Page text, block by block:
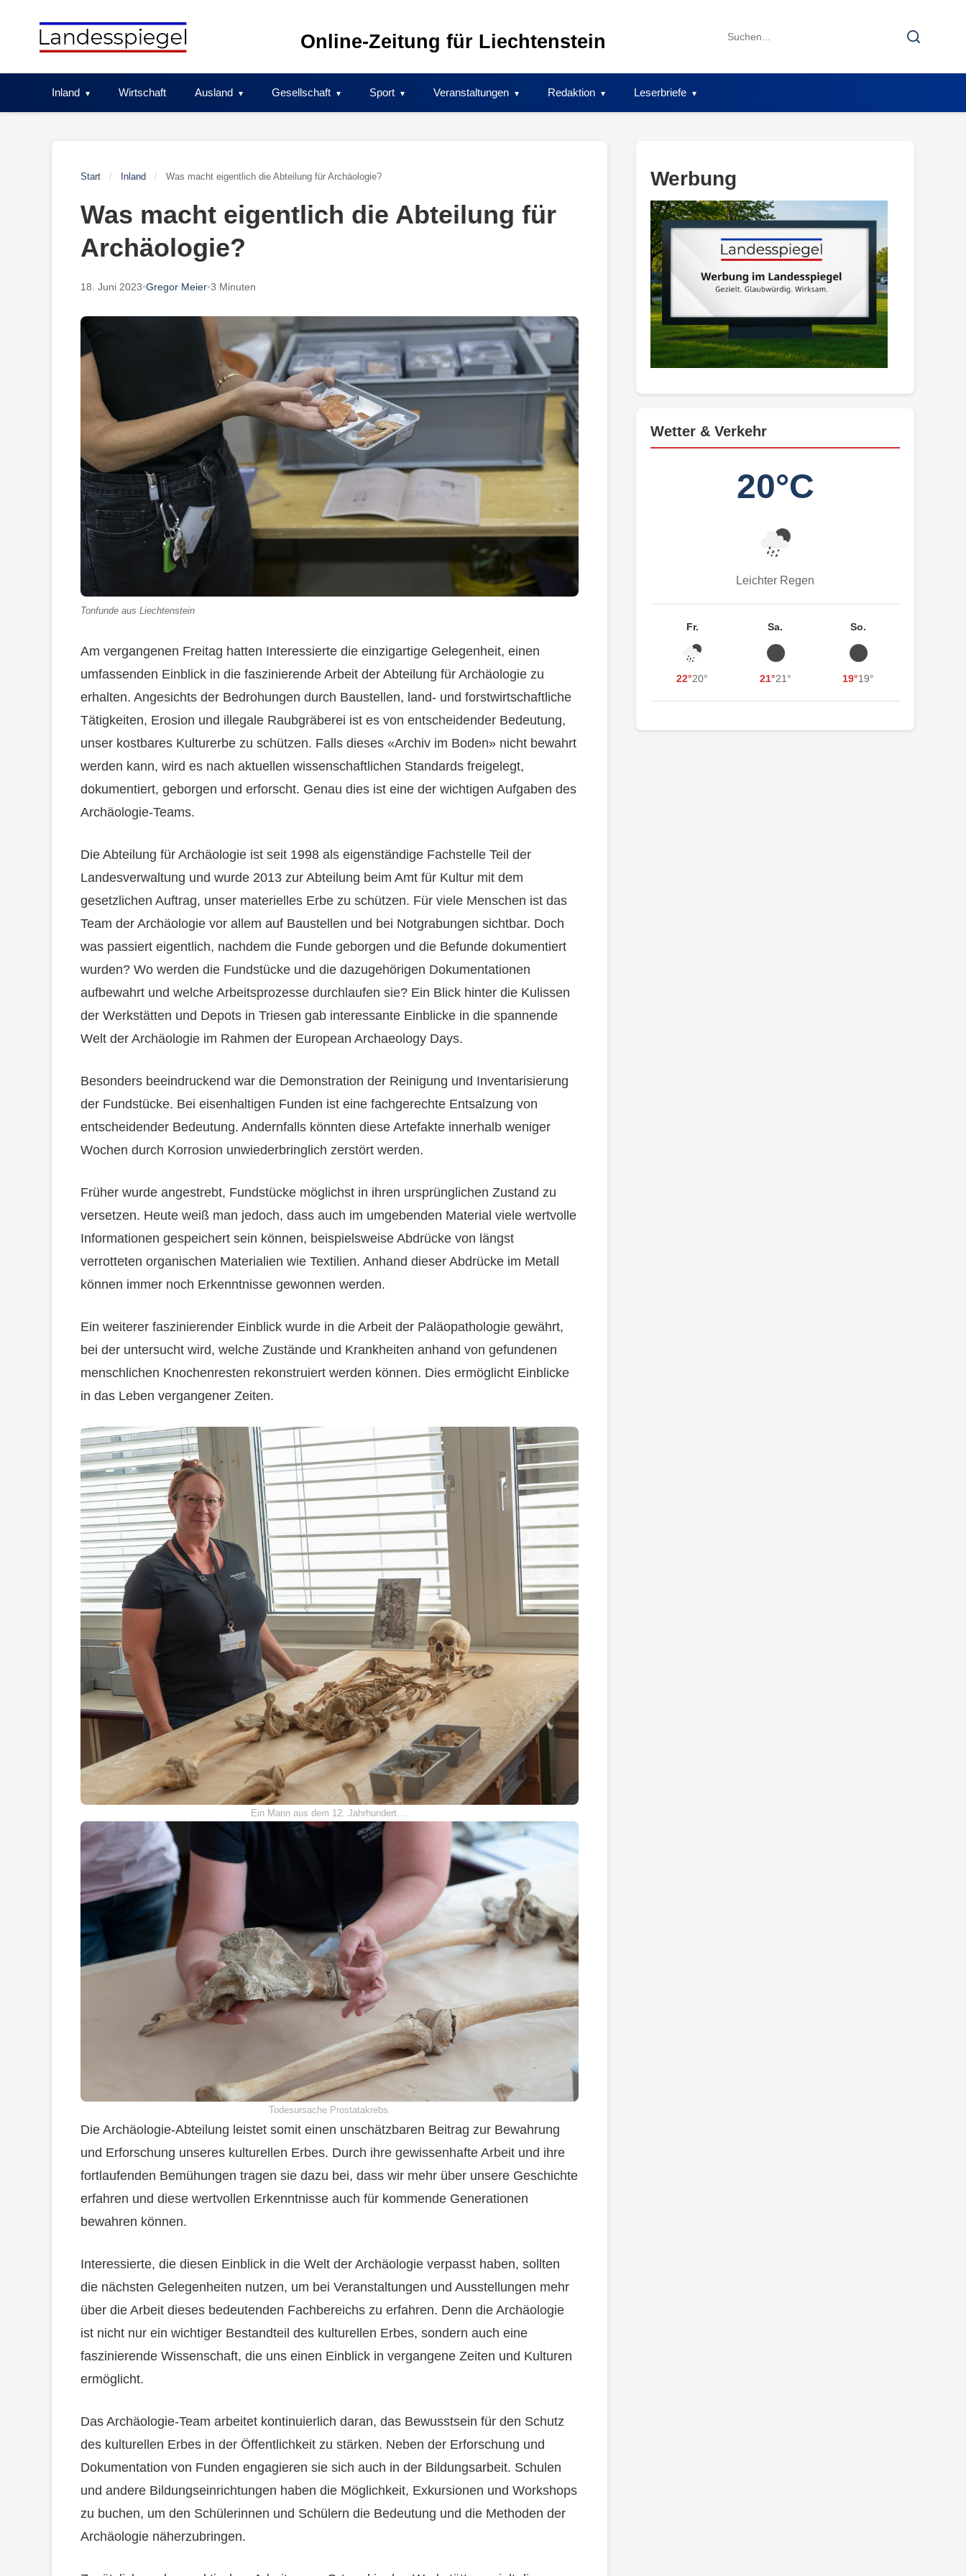
Online-Zeitung für Liechtenstein
Search
Search
Inland Wirtschaft Ausland Gesellschaft Sport Veranstaltungen Redaktion Leserbriefe
Start / Inland / Was macht eigentlich die Abteilung für Archäologie?
Was macht eigentlich die Abteilung für
Archäologie?
18. Juni 2023•Gregor Meier•3 Minuten
Tonfunde aus Liechtenstein
Am vergangenen Freitag hatten Interessierte die einzigartige Gelegenheit, einen
umfassenden Einblick in die faszinierende Arbeit der Abteilung für Archäologie zu
erhalten. Angesichts der Bedrohungen durch Baustellen, land- und forstwirtschaftliche
Tätigkeiten, Erosion und illegale Raubgräberei ist es von entscheidender Bedeutung,
unser kostbares Kulturerbe zu schützen. Falls dieses «Archiv im Boden» nicht bewahrt
werden kann, wird es nach aktuellen wissenschaftlichen Standards freigelegt,
dokumentiert, geborgen und erforscht. Genau dies ist eine der wichtigen Aufgaben des
Archäologie-Teams.
Die Abteilung für Archäologie ist seit 1998 als eigenständige Fachstelle Teil der
Landesverwaltung und wurde 2013 zur Abteilung beim Amt für Kultur mit dem
gesetzlichen Auftrag, unser materielles Erbe zu schützen. Für viele Menschen ist das
Team der Archäologie vor allem auf Baustellen und bei Notgrabungen sichtbar. Doch
was passiert eigentlich, nachdem die Funde geborgen und die Befunde dokumentiert
wurden? Wo werden die Fundstücke und die dazugehörigen Dokumentationen
aufbewahrt und welche Arbeitsprozesse durchlaufen sie? Ein Blick hinter die Kulissen
der Werkstätten und Depots in Triesen gab interessante Einblicke in die spannende
Welt der Archäologie im Rahmen der European Archaeology Days.
Besonders beeindruckend war die Demonstration der Reinigung und Inventarisierung
der Fundstücke. Bei eisenhaltigen Funden ist eine fachgerechte Entsalzung von
entscheidender Bedeutung. Andernfalls könnten diese Artefakte innerhalb weniger
Wochen durch Korrosion unwiederbringlich zerstört werden.
Früher wurde angestrebt, Fundstücke möglichst in ihren ursprünglichen Zustand zu
versetzen. Heute weiß man jedoch, dass auch im umgebenden Material viele wertvolle
Informationen gespeichert sein können, beispielsweise Abdrücke von längst
verrotteten organischen Materialien wie Textilien. Anhand dieser Abdrücke im Metall
können immer noch Erkenntnisse gewonnen werden.
Ein weiterer faszinierender Einblick wurde in die Arbeit der Paläopathologie gewährt,
bei der untersucht wird, welche Zustände und Krankheiten anhand von gefundenen
menschlichen Knochenresten rekonstruiert werden können. Dies ermöglicht Einblicke
in das Leben vergangener Zeiten.
Ein Mann aus dem 12. Jahrhundert….
Todesursache Prostatakrebs.
Die Archäologie-Abteilung leistet somit einen unschätzbaren Beitrag zur Bewahrung
und Erforschung unseres kulturellen Erbes. Durch ihre gewissenhafte Arbeit und ihre
fortlaufenden Bemühungen tragen sie dazu bei, dass wir mehr über unsere Geschichte
erfahren und diese wertvollen Erkenntnisse auch für kommende Generationen
bewahren können.
Interessierte, die diesen Einblick in die Welt der Archäologie verpasst haben, sollten
die nächsten Gelegenheiten nutzen, um bei Veranstaltungen und Ausstellungen mehr
über die Arbeit dieses bedeutenden Fachbereichs zu erfahren. Denn die Archäologie
ist nicht nur ein wichtiger Bestandteil des kulturellen Erbes, sondern auch eine
faszinierende Wissenschaft, die uns einen Einblick in vergangene Zeiten und Kulturen
ermöglicht.
Das Archäologie-Team arbeitet kontinuierlich daran, das Bewusstsein für den Schutz
des kulturellen Erbes in der Öffentlichkeit zu stärken. Neben der Erforschung und
Dokumentation von Funden engagieren sie sich auch in der Bildungsarbeit. Schulen
und andere Bildungseinrichtungen haben die Möglichkeit, Exkursionen und Workshops
zu buchen, um den Schülerinnen und Schülern die Bedeutung und die Methoden der
Archäologie näherzubringen.
Werbung
Wetter & Verkehr
20°C
Leichter Regen
Fr.
22°20°
Sa.
21°21°
So.
19°19°